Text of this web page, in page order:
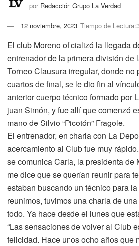
por Redacción Grupo La Verdad
12 noviembre, 2023 Tiempo de
El club Moreno oficializó la llegada
entrenador de la primera división de
Torneo Clausura irregular, donde no
cuartos de final, se le dio fin al
anterior cuerpo técnico formado por
juan Simón, y fue allí que comenzó
mano de Silvio “Picotón” Fragole.
El entrenador, en charla con La
acercamiento al Club fue muy
se comunica Carla, la presidenta de
me dice que se querían reunir para
estaban buscando un técnico para
reunimos, tuvimos una charla de
todo. Ya hace desde el lunes que
“Las sensaciones de volver al Club
felicidad. Hace unos ocho años que